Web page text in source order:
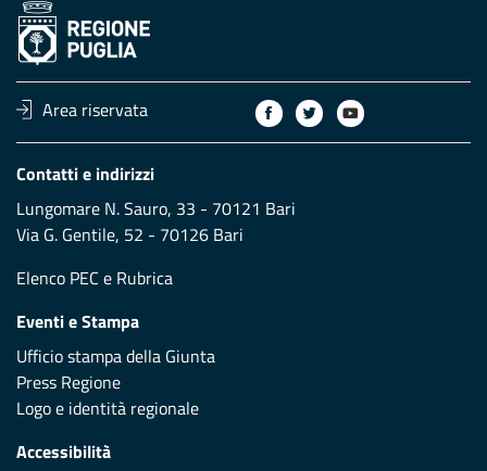
Area riservata
Contatti e indirizzi
Lungomare N. Sauro, 33 - 70121 Bari
Via G. Gentile, 52 - 70126 Bari
Elenco PEC e Rubrica
Eventi e Stampa
Ufficio stampa della Giunta
Press Regione
Logo e identità regionale
Accessibilità